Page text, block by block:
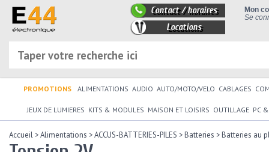
Mon
Se
Contact / horaires
Locations
PROMOTIONS ALIMENTATIONS AUDIO AUTO/MOTO/VELO CABLAGES
JEUX DE LUMIERES KITS & MODULES MAISON ET LOISIRS OUTILLAGE PC
Accueil >Alimentations >ACCUS-BATTERIES-PILES >Batteries >Batteries au